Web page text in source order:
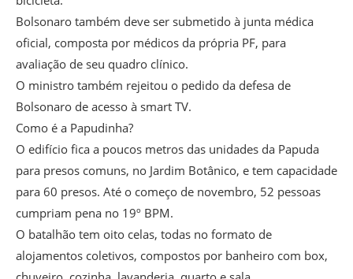
Bolsonaro também deve ser submetido à junta médica
oficial, composta por médicos da própria PF, para
avaliação de seu quadro clínico.
O ministro também rejeitou o pedido da defesa de
Bolsonaro de acesso à smart TV.
Como é a Papudinha?
O edifício fica a poucos metros das unidades da Papuda
para presos comuns, no Jardim Botânico, e tem capacidade
para 60 presos. Até o começo de novembro, 52 pessoas
cumpriam pena no 19º BPM.
O batalhão tem oito celas, todas no formato de
alojamentos coletivos, compostos por banheiro com box,